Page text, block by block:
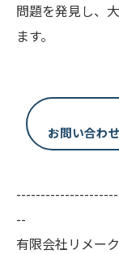
問題を発見し、
ます。
お問い合わ
--
有限会社リメー